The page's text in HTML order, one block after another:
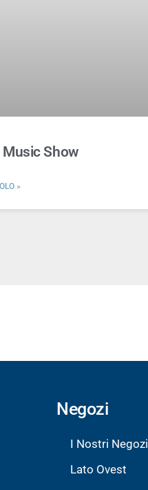
Show
»
Negozi
I Nostri Negozi
Lato Ovest